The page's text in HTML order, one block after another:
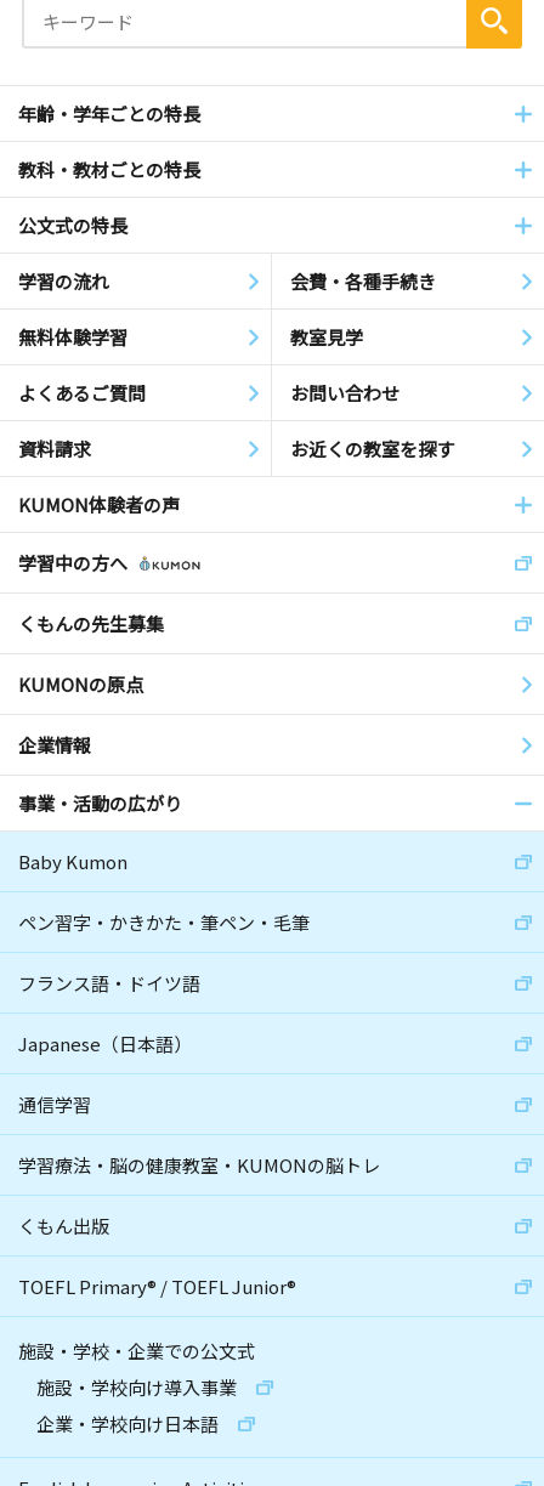
年齢・学年ごとの特長
教科・教材ごとの特長
公文式の特長
学習の流れ 会費・各種手続き
無料体験学習 教室見学
よくあるご質問 お問い合わせ
資料請求 お近くの教室を探す
KUMON体験者の声
学習中の方へ
くもんの先生募集
KUMONの原点
企業情報
事業・活動の広がり
Baby Kumon
ペン習字・かきかた・筆ペン・毛筆
フランス語・ドイツ語
Japanese（日本語）
通信学習
学習療法・脳の健康教室・KUMONの脳トレ
くもん出版
TOEFL Primary® /TOEFL Junior®
施設・学校・企業での公文式
施設・学校向け導入事業
企業・学校向け日本語